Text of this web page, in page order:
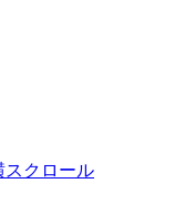
スクロール